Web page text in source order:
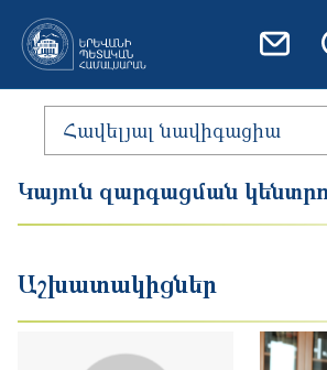
Հավելյալ նավիգացիա
Կայուն զարգացման
Աշխատակիցներ